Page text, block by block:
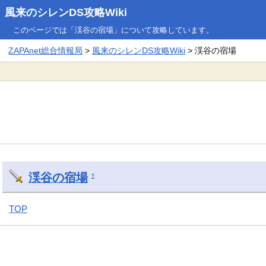
風来のシレンDS攻略Wiki
このページでは「渓谷の宿場」について攻略しています。
ZAPAnet総合情報局 > 風来のシレンDS攻略Wiki > 渓谷の宿場
渓谷の宿場 †
TOP